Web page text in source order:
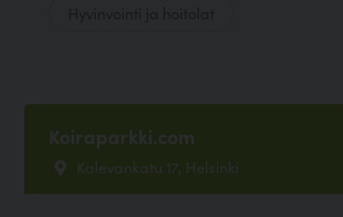
Koiraparkki.com
Kalevankatu 17, Helsinki